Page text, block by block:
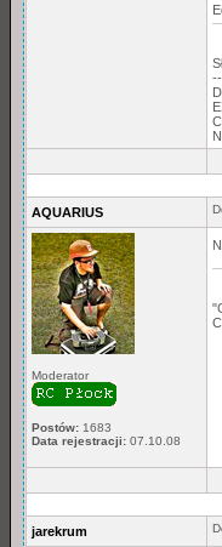
AQUARIUS
Moderator
Postów: 1683
Data rejestracji: 07.10.08
jarekrum